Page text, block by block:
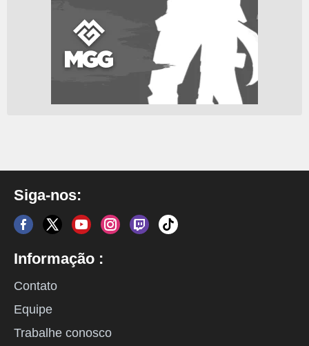
Siga-nos:
Informação :
Contato
Equipe
Trabalhe conosco